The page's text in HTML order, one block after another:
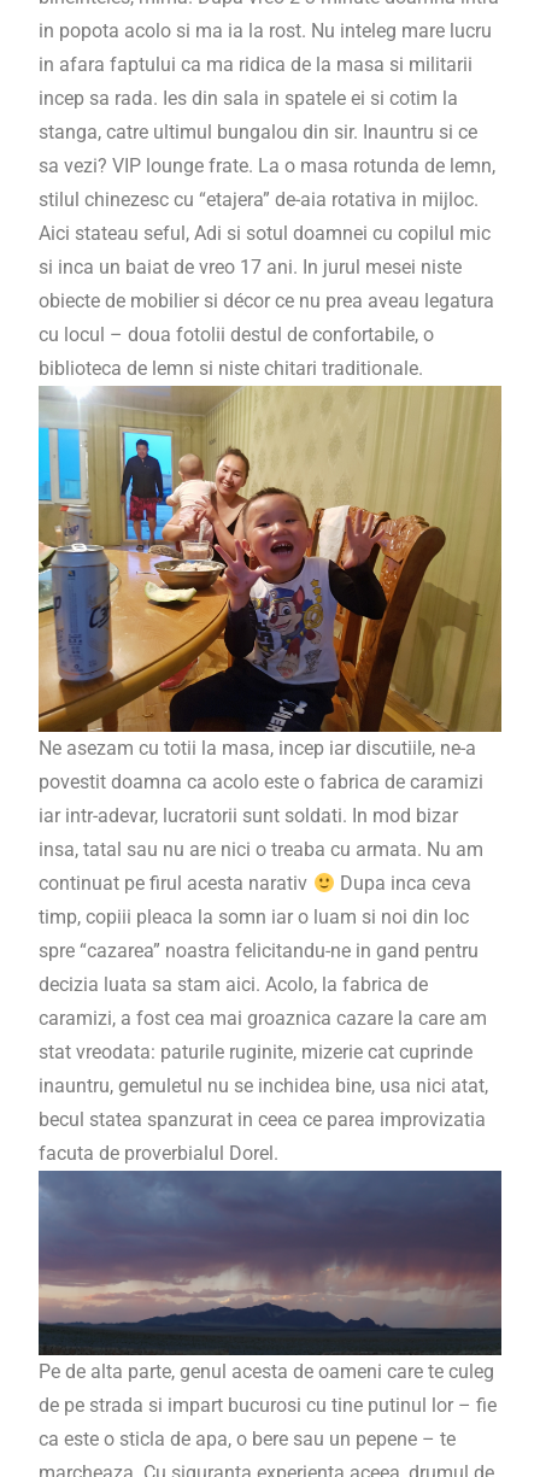
in popota acolo si ma ia la rost. Nu inteleg mare lucru
in afara faptului ca ma ridica de la masa si militarii
incep sa rada. Ies din sala in spatele ei si cotim la
stanga, catre ultimul bungalou din sir. Inauntru si ce
sa vezi? VIP lounge frate. La o masa rotunda de lemn,
stilul chinezesc cu “etajera” de-aia rotativa in mijloc.
Aici stateau seful, Adi si sotul doamnei cu copilul mic
si inca un baiat de vreo 17 ani. In jurul mesei niste
obiecte de mobilier si décor ce nu prea aveau legatura
cu locul – doua fotolii destul de confortabile, o
biblioteca de lemn si niste chitari traditionale.
Ne asezam cu totii la masa, incep iar discutiile, ne-a
povestit doamna ca acolo este o fabrica de caramizi
iar intr-adevar, lucratorii sunt soldati. In mod bizar
insa, tatal sau nu are nici o treaba cu armata. Nu am
continuat pe firul acesta narativ
Dupa inca ceva
timp, copiii pleaca la somn iar o luam si noi din loc
spre “cazarea” noastra felicitandu-ne in gand pentru
decizia luata sa stam aici. Acolo, la fabrica de
caramizi, a fost cea mai groaznica cazare la care am
stat vreodata: paturile ruginite, mizerie cat cuprinde
inauntru, gemuletul nu se inchidea bine, usa nici atat,
becul statea spanzurat in ceea ce parea improvizatia
facuta de proverbialul Dorel.
Pe de alta parte, genul acesta de oameni care te culeg
de pe strada si impart bucurosi cu tine putinul lor – fie
ca este o sticla de apa, o bere sau un pepene – te